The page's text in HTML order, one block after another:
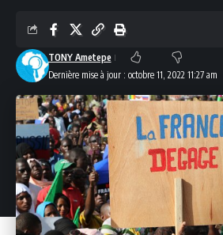
Dernière mise à jour : octobre 11, 2022 11:27 am
TONY Ametepe